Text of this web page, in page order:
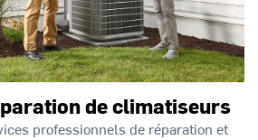
de climatiseurs
professionnels de réparation et